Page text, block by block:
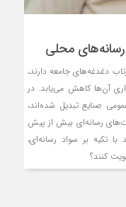
محلی
دغدغه‌های جامعه دارند،
آن‌ها کاهش می‌یابد. در
صنایع تبدیل شده‌اند،
رسانه‌ای بیش از پیش
تکیه بر سواد رسانه‌ای،
کنند؟